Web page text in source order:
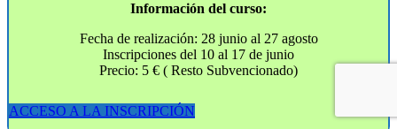
Información del curso:
Fecha de realización: 28 junio al 27 agosto
Inscripciones del 10 al 17 de junio
Precio: 5 € ( Resto Subvencionado)
ACCESO A LA INSCRIPCIÓN